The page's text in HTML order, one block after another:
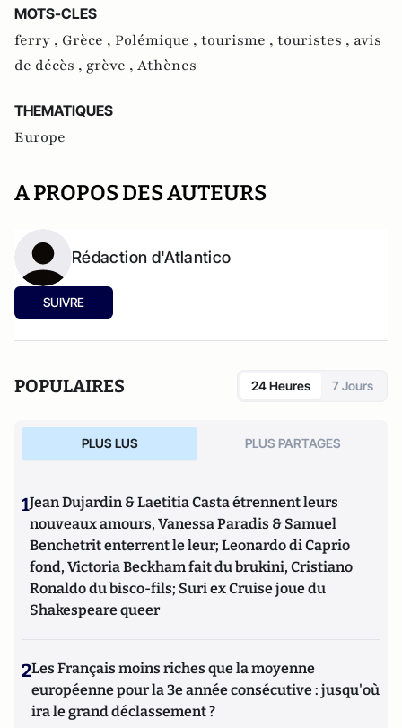
MOTS-CLES
ferry , Grèce , Polémique , tourisme , touristes , avis
de décès , grève , Athènes
THEMATIQUES
Europe
A PROPOS DES AUTEURS
Rédaction d'Atlantico
SUIVRE
POPULAIRES 24 Heures 7 Jours
PLUS LUS PLUS PARTAGES
1Jean Dujardin & Laetitia Casta étrennent leurs
nouveaux amours, Vanessa Paradis & Samuel
Benchetrit enterrent le leur; Leonardo di Caprio
fond, Victoria Beckham fait du brukini, Cristiano
Ronaldo du bisco-fils; Suri ex Cruise joue du
Shakespeare queer
2Les Français moins riches que la moyenne
européenne pour la 3e année consécutive : jusqu'où
ira le grand déclassement ?